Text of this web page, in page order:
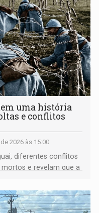
uma história
e conflitos
2026 às 15:00
diferentes conflitos
e revelam que a